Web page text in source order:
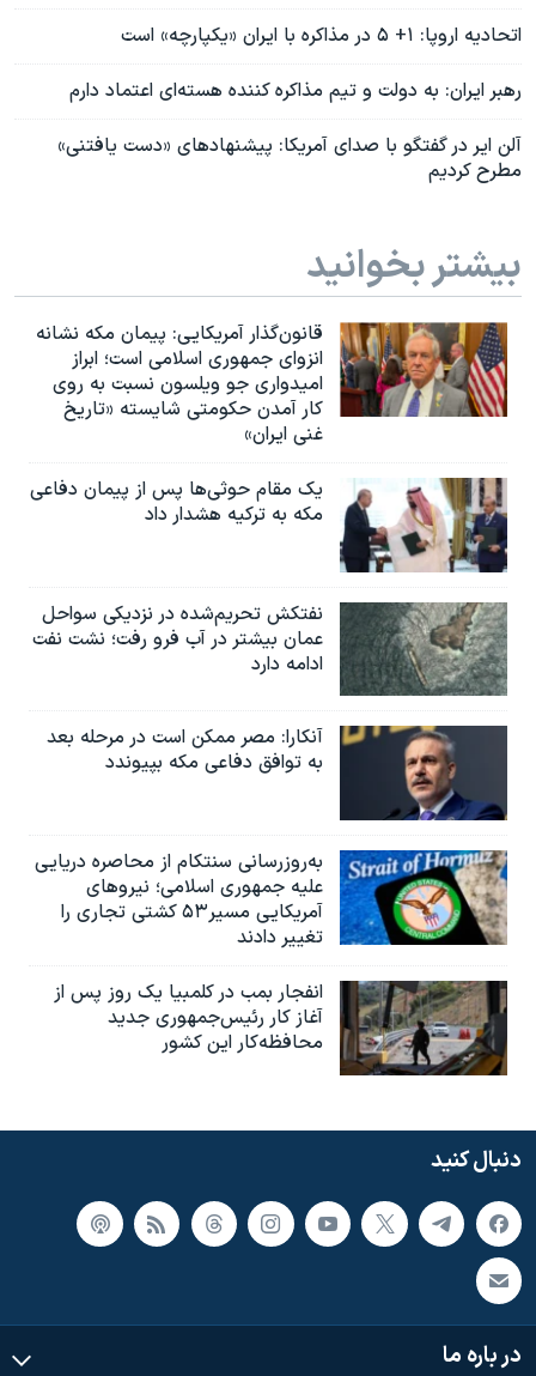
اتحادیه اروپا: ۱+ ۵ در مذاکره با ایران «یکپارچه» است
رهبر ایران: به دولت و تیم مذاکره کننده هسته‌ای اعتماد دارم
آلن ایر در گفتگو با صدای آمریکا: پیشنهادهای «دست یافتنی»
مطرح کردیم
بیشتر بخوانید
قانون‌گذار آمریکایی: پیمان مکه نشانه
انزوای جمهوری اسلامی است؛ ابراز
امیدواری جو ویلسون نسبت به روی
کار آمدن حکومتی شایسته «تاریخ
غنی ایران»
یک مقام حوثی‌ها پس از پیمان دفاعی
مکه به ترکیه هشدار داد
نفتکش تحریم‌شده در نزدیکی سواحل
عمان بیشتر در آب فرو رفت؛ نشت نفت
ادامه دارد
آنکارا: مصر ممکن است در مرحله بعد
به توافق دفاعی مکه بپیوندد
به‌روزرسانی سنتکام از محاصره دریایی
علیه جمهوری اسلامی؛ نیروهای
آمریکایی مسیر۵۳ کشتی تجاری را
تغییر دادند
انفجار بمب‌‌ در کلمبیا یک روز پس از
آغاز کار رئیس‌جمهوری جدید
محافظه‌کار این کشور
دنبال کنید
در باره ما